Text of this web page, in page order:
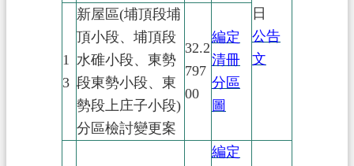
日
公告
文
1
3
新屋區(埔頂段埔
頂小段、埔頂段
水碓小段、東勢
段東勢小段、東
勢段上庄子小段)
分區檢討變更案
32.2
797
00
編定
清冊
分區
圖
編定